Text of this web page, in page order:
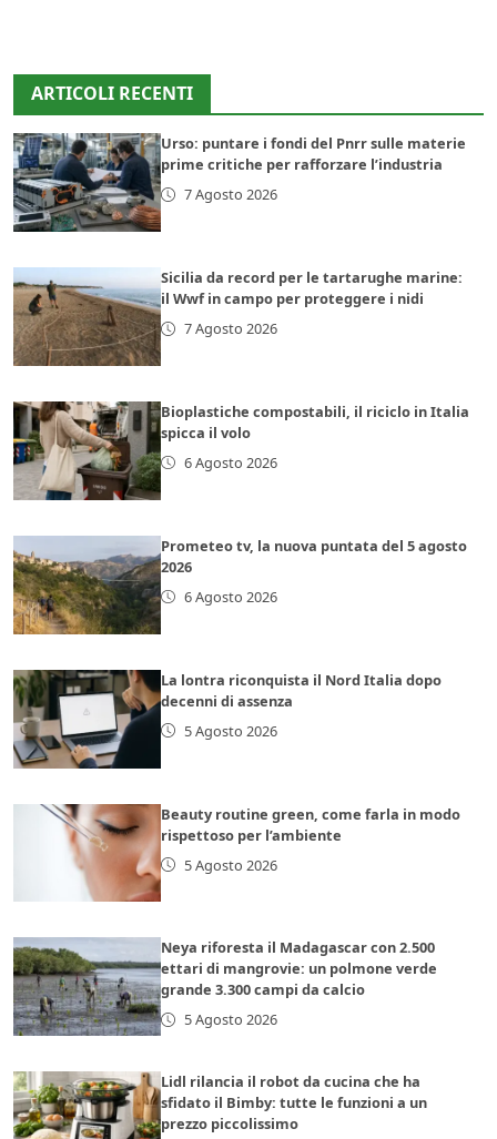
ARTICOLI RECENTI
Urso: puntare i fondi del Pnrr sulle materie
prime critiche per rafforzare l’industria
7 Agosto 2026
Sicilia da record per le tartarughe marine:
il Wwf in campo per proteggere i nidi
7 Agosto 2026
Bioplastiche compostabili, il riciclo in Italia
spicca il volo
6 Agosto 2026
Prometeo tv, la nuova puntata del 5 agosto
2026
6 Agosto 2026
La lontra riconquista il Nord Italia dopo
decenni di assenza
5 Agosto 2026
Beauty routine green, come farla in modo
rispettoso per l’ambiente
5 Agosto 2026
Neya riforesta il Madagascar con 2.500
ettari di mangrovie: un polmone verde
grande 3.300 campi da calcio
5 Agosto 2026
Lidl rilancia il robot da cucina che ha
sfidato il Bimby: tutte le funzioni a un
prezzo piccolissimo